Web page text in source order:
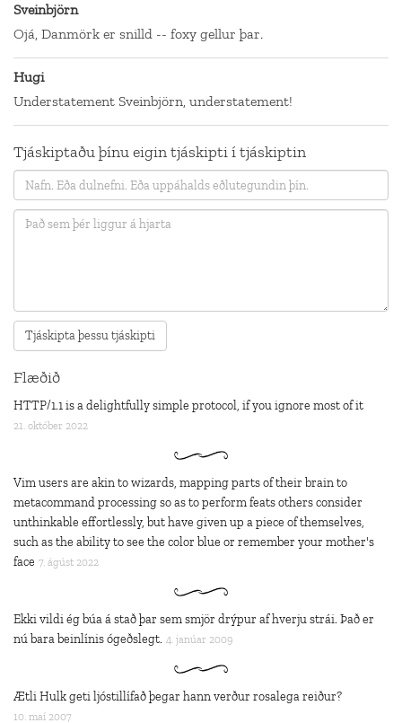
Sveinbjörn
Ojá, Danmörk er snilld -- foxy gellur þar.
Hugi
Understatement Sveinbjörn, understatement!
Tjáskiptaðu þínu eigin tjáskipti í tjáskiptin
Flæðið
HTTP/1.1 is a delightfully simple protocol, if you ignore most of it
21. október 2022
Vim users are akin to wizards, mapping parts of their brain to
metacommand processing so as to perform feats others consider
unthinkable effortlessly, but have given up a piece of themselves,
such as the ability to see the color blue or remember your mother's
face 7. ágúst 2022
Ekki vildi ég búa á stað þar sem smjör drýpur af hverju strái. Það er
nú bara beinlínis ógeðslegt. 4. janúar 2009
Ætli Hulk geti ljóstillífað þegar hann verður rosalega reiður?
10. maí 2007